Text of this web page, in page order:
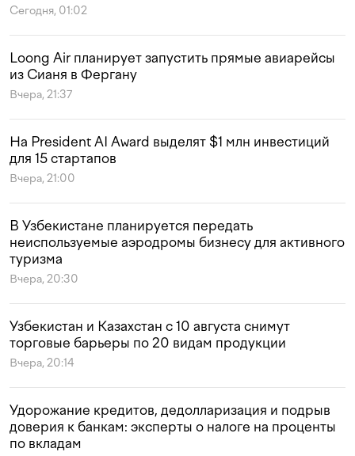
Сегодня, 01:02
Loong Air планирует запустить прямые авиарейсы
из Сианя в Фергану
Вчера, 21:37
На President AI Award выделят $1 млн инвестиций
для 15 стартапов
Вчера, 21:00
В Узбекистане планируется передать
неиспользуемые аэродромы бизнесу для активного
туризма
Вчера, 20:30
Узбекистан и Казахстан с 10 августа снимут
торговые барьеры по 20 видам продукции
Вчера, 20:14
Удорожание кредитов, дедолларизация и подрыв
доверия к банкам: эксперты о налоге на проценты
по вкладам